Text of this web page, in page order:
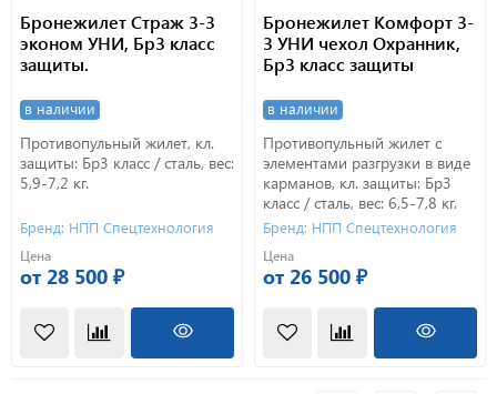
Бронежилет Страж 3-3
эконом УНИ, Бр3 класс
защиты.
в наличии
Противопульный жилет, кл.
защиты: Бр3 класс / сталь, вес:
5,9-7,2 кг.
Бренд: НПП Спецтехнология
Цена
от 28 500 ₽
Бронежилет Комфорт 3-
3 УНИ чехол Охранник,
Бр3 класс защиты
в наличии
Противопульный жилет с
элементами разгрузки в виде
карманов, кл. защиты: Бр3
класс / сталь, вес: 6,5-7,8 кг.
Бренд: НПП Спецтехнология
Цена
от 26 500 ₽